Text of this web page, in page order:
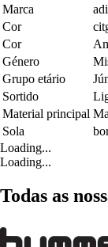
Marca
Cor
Cor
Género
Grupo etário
Sortido
Material principal
Sola
Loading...
Loading...
Todas as